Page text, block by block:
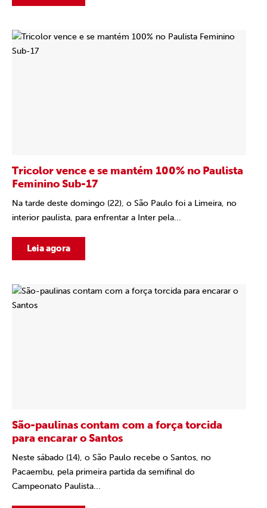
Tricolor vence e se mantém 100% no Paulista
Feminino Sub-17
Na tarde deste domingo (22), o São Paulo foi a Limeira, no
interior paulista, para enfrentar a Inter pela...
Leia agora
São-paulinas contam com a força torcida
para encarar o Santos
Neste sábado (14), o São Paulo recebe o Santos, no
Pacaembu, pela primeira partida da semifinal do
Campeonato Paulista...